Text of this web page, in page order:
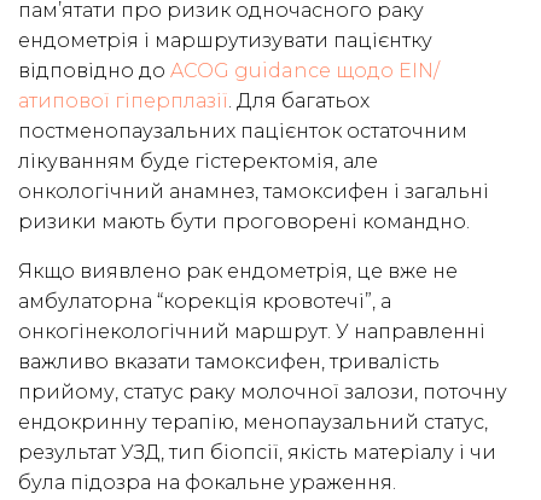
пам’ятати про ризик одночасного раку
ендометрія і маршрутизувати пацієнтку
відповідно до ACOG guidance щодо EIN/
атипової гіперплазії. Для багатьох
постменопаузальних пацієнток остаточним
лікуванням буде гістеректомія, але
онкологічний анамнез, тамоксифен і загальні
ризики мають бути проговорені командно.
Якщо виявлено рак ендометрія, це вже не
амбулаторна “корекція кровотечі”, а
онкогінекологічний маршрут. У направленні
важливо вказати тамоксифен, тривалість
прийому, статус раку молочної залози, поточну
ендокринну терапію, менопаузальний статус,
результат УЗД, тип біопсії, якість матеріалу і чи
була підозра на фокальне ураження.